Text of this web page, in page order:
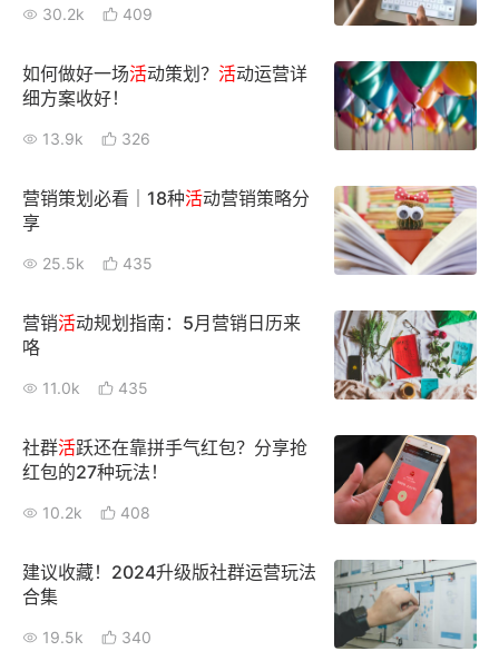
30.2k 409
如何做好一场活动策划？ 活动运营详
细方案收好！
13.9k 326
营销策划必看｜18种活动营销策略分
享
25.5k 435
营销活动规划指南：5月营销日历来
咯
11.0k 435
社群活跃还在靠拼手气红包？分享抢
红包的27种玩法！
10.2k 408
建议收藏！2024升级版社群运营玩法
合集
19.5k 340